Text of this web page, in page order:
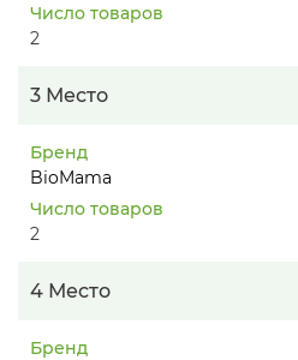
Число товаров
2
3 Место
Бренд
BioMama
Число товаров
2
4 Место
Бренд